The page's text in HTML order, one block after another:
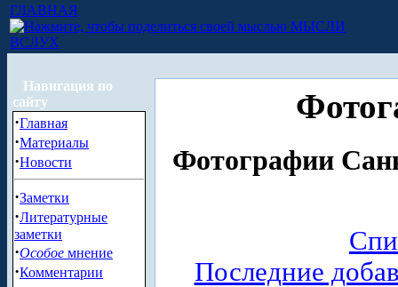
ГЛАВНАЯ
МЫСЛИ
ВСЛУХ
Навигация по
сайту
·Главная
·Материалы
·Новости
·Заметки
·Литературные
заметки
·Особое мнение
·Комментарии
Фотографии
Последние